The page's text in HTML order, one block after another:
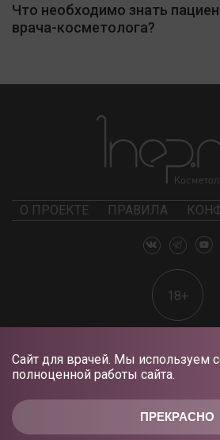
ПРЕКРАСНО
Сайт для врачей. Мы используем
полноценной работы сайта.
Что необходимо знать
врача-косметолога?
О ПРОЕКТЕ ПРАВИЛА
18+